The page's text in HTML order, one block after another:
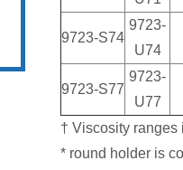
9723-S74
9723-
U74
9723-S77
9723-
U77
† Viscosity ranges
* round holder is